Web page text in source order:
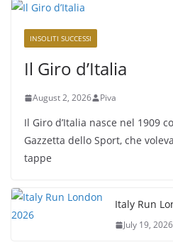
INSOLITI SUCCESSI
Il Giro d’Italia
August 2, 2026 Piva
Il Giro d’Italia nasce nel 1909
Gazzetta dello Sport, che
tappe
Italy Run
July 19, 2026